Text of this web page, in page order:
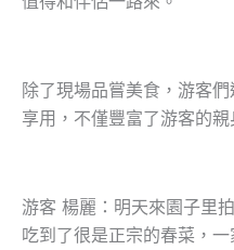
除了現場品嘗美食，游客
享用，不僅豐富了游客的
游客 楊麗：明天來園子里
吃到了很是正宗的春菜，一